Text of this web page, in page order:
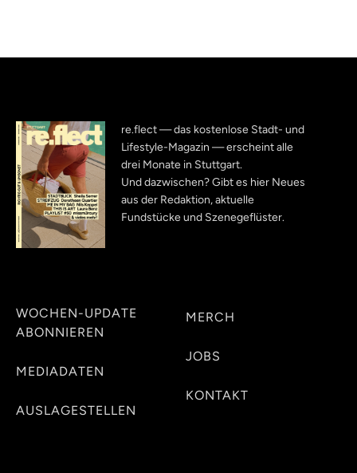
re.flect — das kostenlose Stadt- und
Lifestyle-Magazin — erscheint alle
drei Monate in Stuttgart.
Und dazwischen? Gibt es hier Neues
aus der Redaktion, aktuelle
Fundstücke und Szenegeflüster.
WOCHEN-UPDATE
ABONNIEREN
MEDIADATEN
AUSLAGESTELLEN
MERCH
JOBS
KONTAKT